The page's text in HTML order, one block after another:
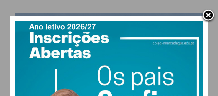
PAÇOS DE FERREIRA
19°
scattered clouds
MAX 19 • MIN 19